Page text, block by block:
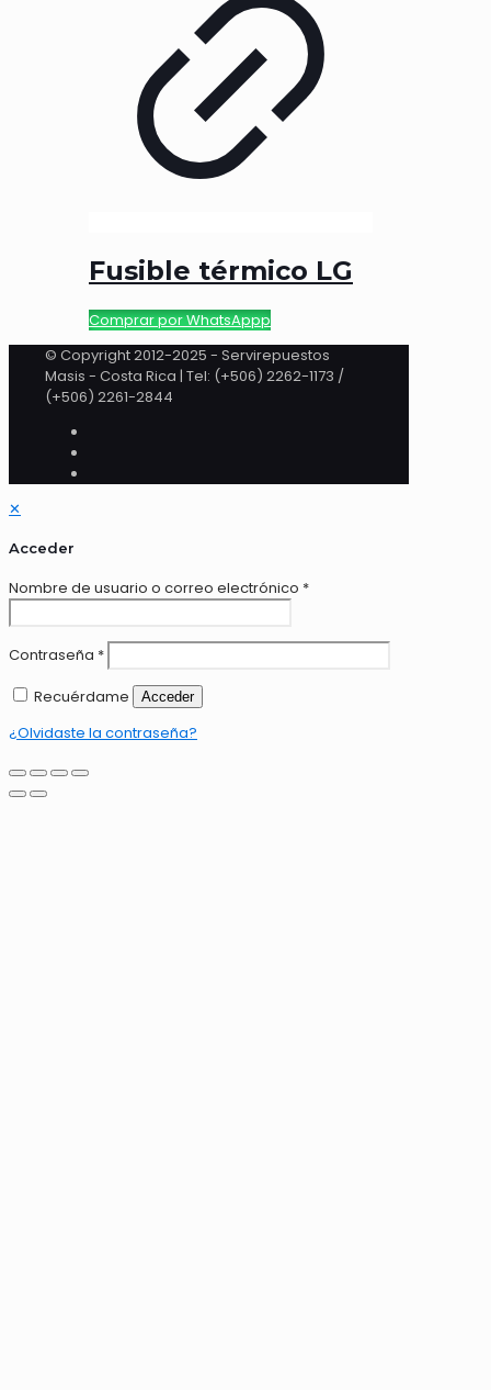
Fusible térmico LG
Comprar por WhatsAppp
© Copyright 2012-2025 - Servirepuestos
Masis - Costa Rica | Tel: (+506) 2262-1173 /
(+506) 2261-2844
✕
Acceder
Nombre de usuario o correo electrónico *
Contraseña *
Recuérdame
Acceder
¿Olvidaste la contraseña?